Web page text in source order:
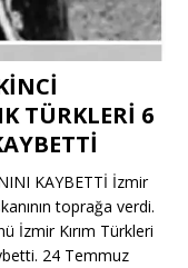
TÜRKLERİ 6
KAYBETTİ İzmir
toprağa verdi.
İzmir Kırım Türkleri
24 Temmuz